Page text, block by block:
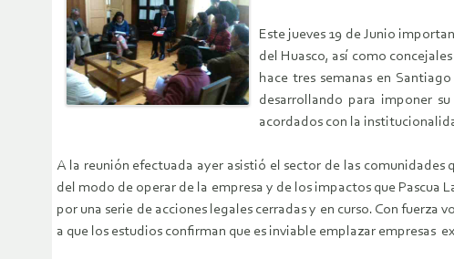
Este jueves 19 de Junio
del Huasco, así como
hace tres semanas en
desarrollando para imponer
acordados con la
A la reunión efectuada ayer asistió el sector de las
del modo de operar de la empresa y de los impactos que
por una serie de acciones legales cerradas y en curso. Con
a que los estudios confirman que es inviable emplazar empresas